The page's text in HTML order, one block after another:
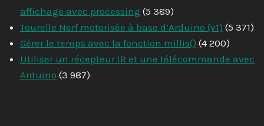
affichage avec processing (5 389)
Tourelle Nerf motorisée à base d’Arduino (v1) (5 371)
Gérer le temps avec la fonction millis() (4 200)
Utiliser un récepteur IR et une télécommande avec
Arduino (3 987)